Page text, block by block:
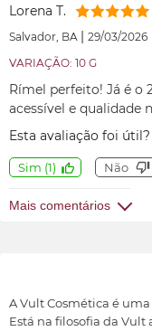
Lorena T.
Salvador, BA | 29/03/2026
VARIAÇÃO: 10 G
Rímel perfeito! Já é o
acessível e qualidade
Esta avaliação foi útil?
Sim (1) Não
Mais comentários
A Vult Cosmética é
Está na filosofia da